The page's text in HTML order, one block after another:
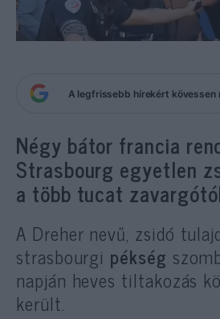
A legfrissebb hírekért kövessen
Négy bátor francia
Strasbourg egyetlen
a több tucat
A Dreher nevű, zsidó
strasbourgi pékség
napján heves tiltakozás
került.